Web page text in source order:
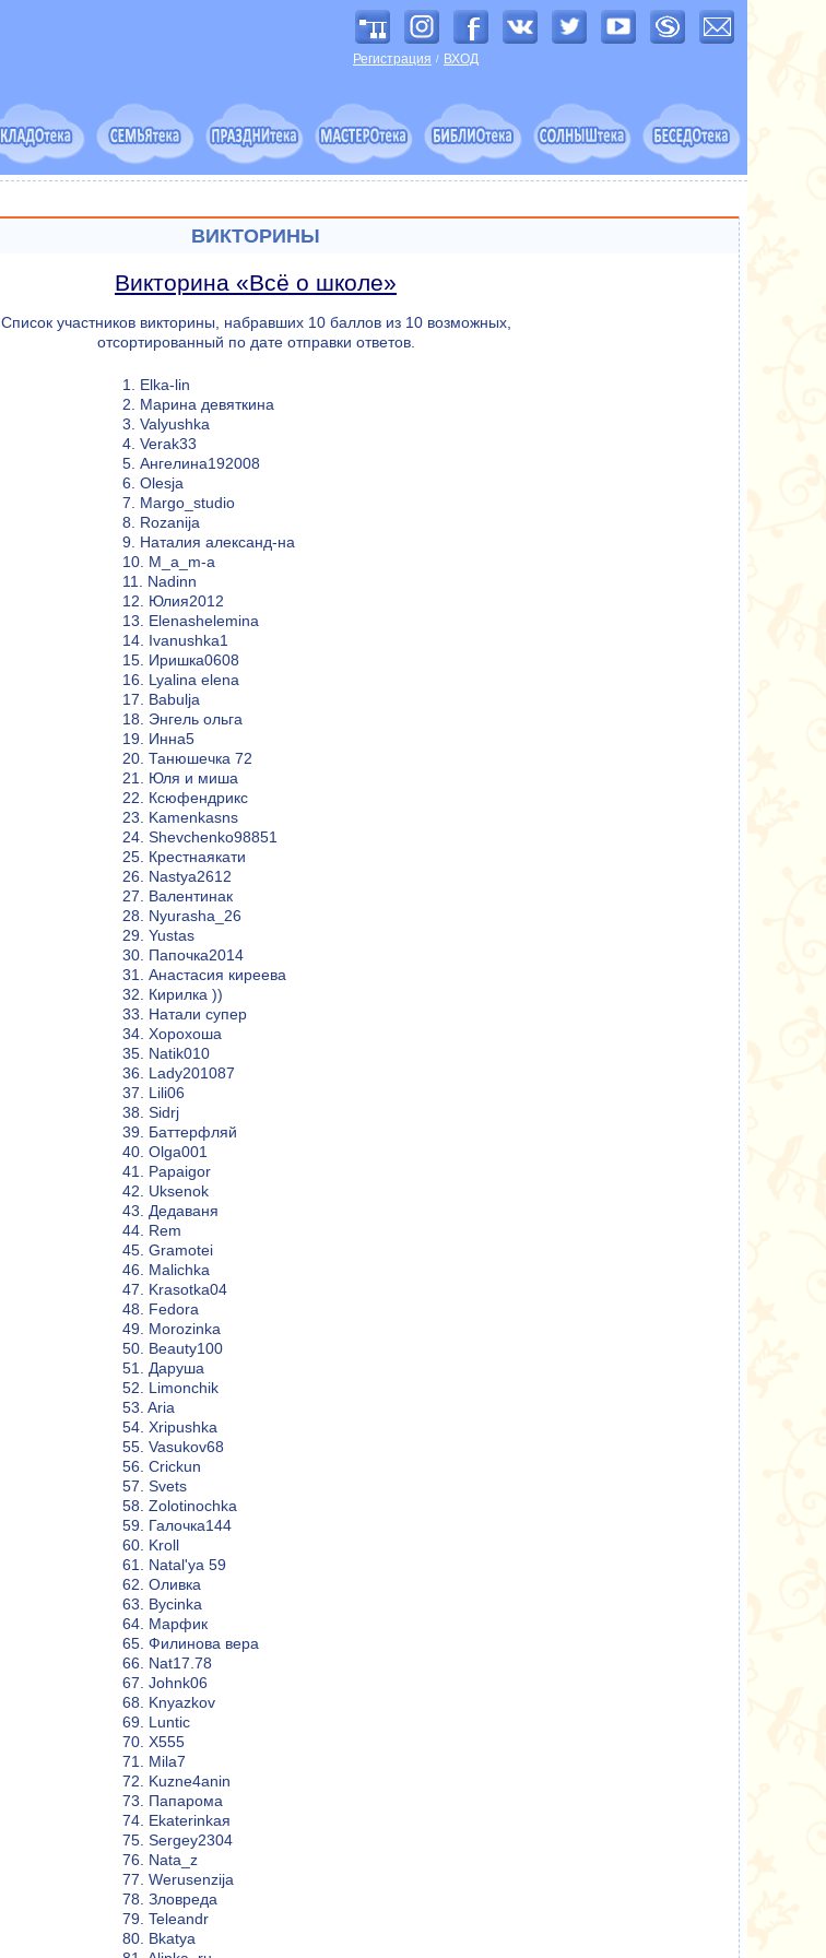
Регистрация / ВХОД
ВИКТОРИНЫ
Викторина «Всё о школе»
Список участников викторины, набравших 10 баллов из 10 возможных,
отсортированный по дате отправки ответов.
1. Elka-lin
2. Марина девяткина
3. Valyushka
4. Verak33
5. Ангелина192008
6. Olesja
7. Margo_studio
8. Rozanija
9. Наталия александ-на
10. M_a_m-a
11. Nadinn
12. Юлия2012
13. Elenashelemina
14. Ivanushka1
15. Иришка0608
16. Lyalina elena
17. Babulja
18. Энгель ольга
19. Инна5
20. Танюшечка 72
21. Юля и миша
22. Ксюфендрикс
23. Kamenkasns
24. Shevchenko98851
25. Крестнаякати
26. Nastya2612
27. Валентинак
28. Nyurasha_26
29. Yustas
30. Папочка2014
31. Анастасия киреева
32. Кирилка ))
33. Натали супер
34. Хорохоша
35. Natik010
36. Lady201087
37. Lili06
38. Sidrj
39. Баттерфляй
40. Olga001
41. Papaigor
42. Uksenok
43. Дедаваня
44. Rem
45. Gramotei
46. Malichka
47. Krasotka04
48. Fedora
49. Morozinka
50. Beauty100
51. Даруша
52. Limonchik
53. Aria
54. Xripushka
55. Vasukov68
56. Crickun
57. Svets
58. Zolotinochka
59. Галочка144
60. Kroll
61. Natal'ya 59
62. Оливка
63. Bycinka
64. Марфик
65. Филинова вера
66. Nat17.78
67. Johnk06
68. Knyazkov
69. Luntic
70. X555
71. Mila7
72. Kuzne4anin
73. Папарома
74. Ekaterinkaя
75. Sergey2304
76. Nata_z
77. Werusenzija
78. Зловреда
79. Teleandr
80. Bkatya